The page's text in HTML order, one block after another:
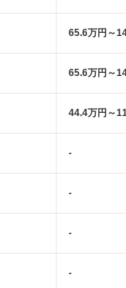
65.6万円～
65.6万円～
44.4万円～
-
-
-
-